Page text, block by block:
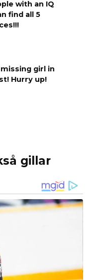
with an IQ
find all 5
girl in
Hurry up!
gillar